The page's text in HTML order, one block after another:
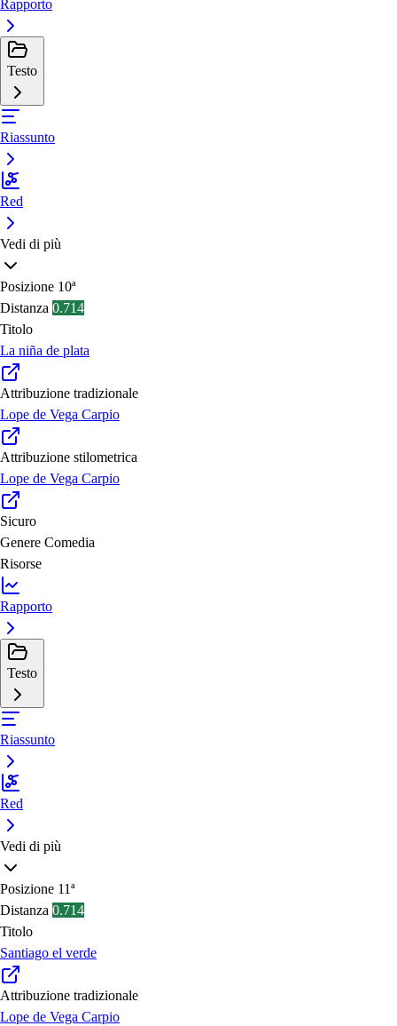
Rapporto
Testo
Riassunto
Red
Vedi di più
Posizione 10ª
Distanza 0.714
Titolo
La niña de plata
Attribuzione tradizionale
Lope de Vega Carpio
Attribuzione stilometrica
Lope de Vega Carpio
Sicuro
Genere Comedia
Risorse
Rapporto
Testo
Riassunto
Red
Vedi di più
Posizione 11ª
Distanza 0.714
Titolo
Santiago el verde
Attribuzione tradizionale
Lope de Vega Carpio